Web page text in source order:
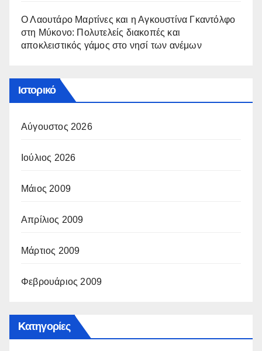
Ο Λαουτάρο Μαρτίνες και η Αγκουστίνα Γκαντόλφο
στη Μύκονο: Πολυτελείς διακοπές και
αποκλειστικός γάμος στο νησί των ανέμων
Ιστορικό
Αύγουστος 2026
Ιούλιος 2026
Μάιος 2009
Απρίλιος 2009
Μάρτιος 2009
Φεβρουάριος 2009
Kατηγορίες